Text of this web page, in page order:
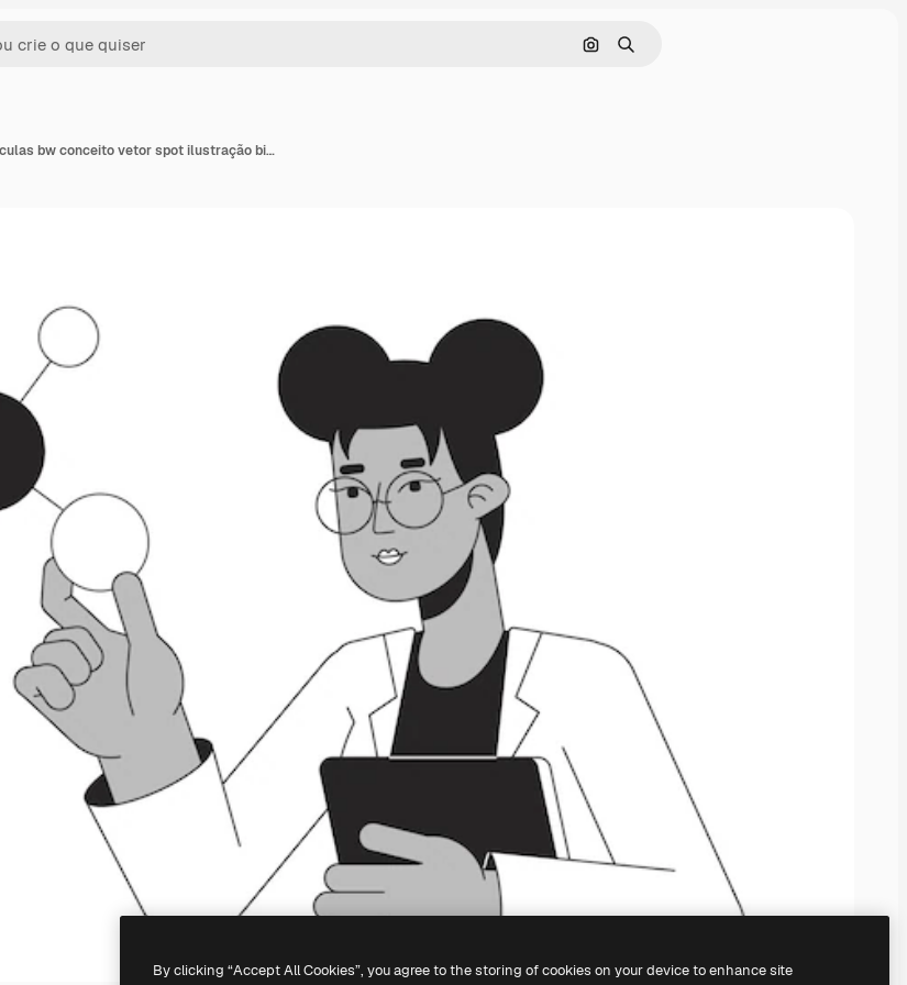
Pesquisar por imagem
Buscar
Cientista feminina estudando moléculas bw conceito vetor spot ilustração biologia molecular 2d cartoon linha plana personagem monocromático para web ui design editável imagem de herói de contorno isolado
By clicking “Accept All Cookies”, you agree to the storing of cookies on your device to enhance site